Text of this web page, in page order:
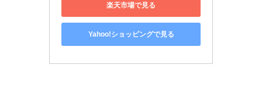
楽天市場で見る
Yahoo!ショッピングで見る